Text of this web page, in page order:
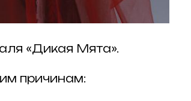
«Дикая Мята».
причинам: